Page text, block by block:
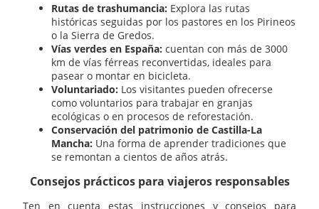
Rutas de trashumancia: Explora las rutas
históricas seguidas por los pastores en los Pirineos
o la Sierra de Gredos.
Vías verdes en España: cuentan con más de 3000
km de vías férreas reconvertidas, ideales para
pasear o montar en bicicleta.
Voluntariado: Los visitantes pueden ofrecerse
como voluntarios para trabajar en granjas
ecológicas o en procesos de reforestación.
Conservación del patrimonio de Castilla-La
Mancha: Una forma de aprender tradiciones que
se remontan a cientos de años atrás.
Consejos prácticos para viajeros responsables
Ten en cuenta estas instrucciones y consejos para